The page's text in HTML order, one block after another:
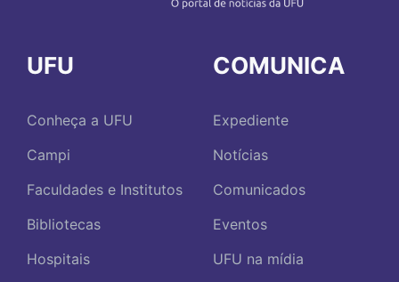
UFU
Conheça a UFU
Campi
Faculdades e Institutos
Bibliotecas
Hospitais
COMUNICA
Expediente
Notícias
Comunicados
Eventos
UFU na mídia